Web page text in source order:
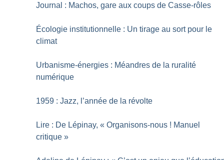
Journal : Machos, gare aux coups de Casse-rôles
Écologie institutionnelle : Un tirage au sort pour le
climat
Urbanisme-énergies : Méandres de la ruralité
numérique
1959 : Jazz, l’année de la révolte
Lire : De Lépinay, « Organisons-nous ! Manuel
critique »